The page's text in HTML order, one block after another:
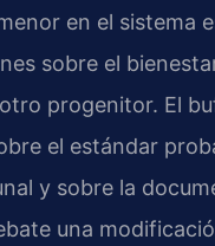
en el sistema
sobre el
progenitor. El
el estándar
y sobre la
una